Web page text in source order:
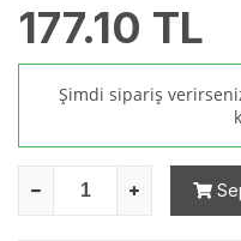
177.10 TL
Şimdi sipariş